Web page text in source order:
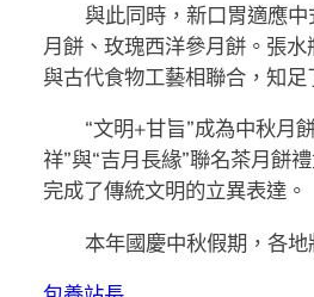
與此同時，新口胃適應
月餅、玫瑰西洋參月餅。張水
與古代食物工藝相聯合，知
“文明+甘旨”成為中秋月
祥”與“吉月長緣”聯名茶月餅
完成了傳統文明的立異表達。
本年國慶中秋假期，各